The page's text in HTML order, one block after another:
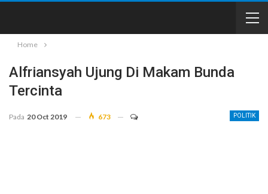
Home
Alfriansyah Ujung Di Makam Bunda
Tercinta
POLITIK
Pada 20 Oct 2019 673